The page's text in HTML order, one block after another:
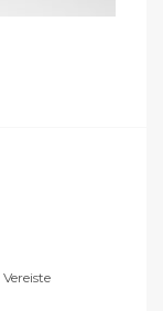
Vereiste